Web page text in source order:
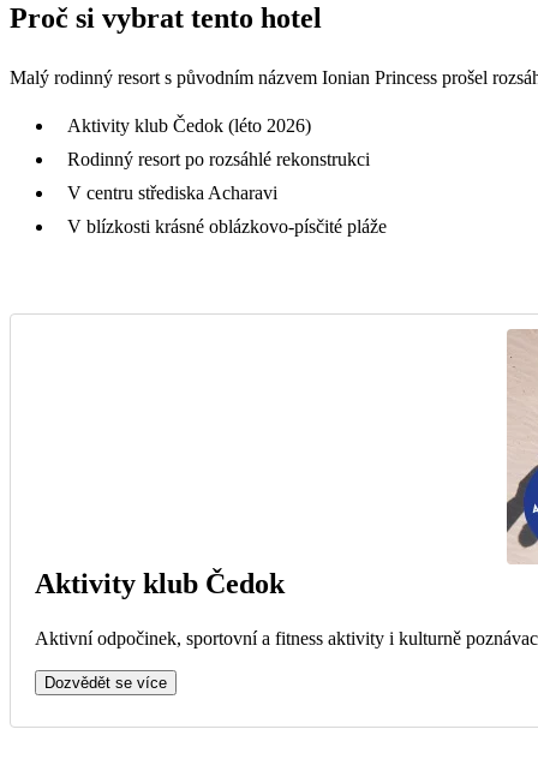
Proč si vybrat tento hotel
Malý rodinný resort s původním názvem Ionian Princess prošel
Aktivity klub Čedok (léto 2026)
Rodinný resort po rozsáhlé rekonstrukci
V centru střediska Acharavi
V blízkosti krásné oblázkovo-písčité pláže
Aktivity klub Čedok
Aktivní odpočinek, sportovní a fitness aktivity i kulturně
Dozvědět se více